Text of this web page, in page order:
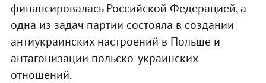
финансировалась Российской Федерацией, а
одна из задач партии состояла в создании
антиукраинских настроений в Польше и
антагонизации польско-украинских
отношений.